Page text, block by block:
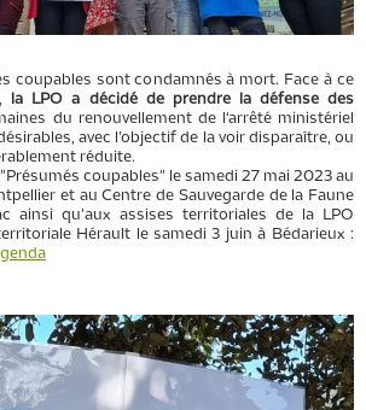
coupables sont condamnés à mort. Face à ce
la LPO a décidé de prendre la défense des
du renouvellement de l‘arrêté ministériel
avec l’objectif de la voir disparaître, ou
réduite.
coupables" le samedi 27 mai 2023 au
et au Centre de Sauvegarde de la Faune
ainsi qu'aux assises territoriales de la LPO
Hérault le samedi 3 juin à Bédarieux :